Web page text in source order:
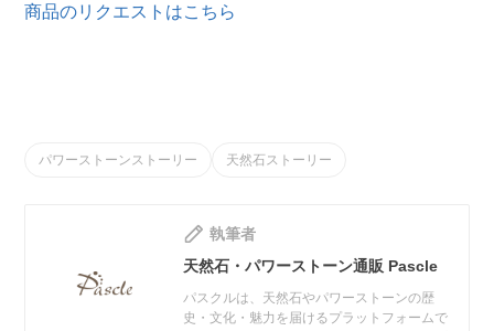
商品のリクエストはこちら
パワーストーンストーリー 天然石ストーリー
執筆者
天然石・パワーストーン通販 Pascle
パスクルは、天然石やパワーストーンの歴
史・文化・魅力を届けるプラットフォームで